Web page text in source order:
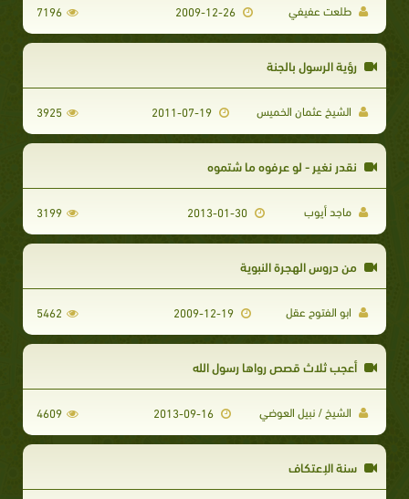
طلعت عفيفي 7196
رؤية الرسول بالجنة
الشيخ عثمان الخميس 3925
نقدر نغير - لو عرفوه ما شتموه
ماجد أيوب 3199
من دروس الهجرة النبوية
ابو الفتوح عقل 5462
أعجب ثلاث قصص رواها رسول الله
الشيخ / نبيل العوضي 4609
سنة الإعتكاف